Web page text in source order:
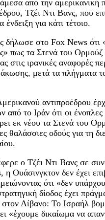
από την αμερικανική
Τζέι Ντι Βανς, που
ένδειξη για κάτι τέτοιο.
δήλωσε στο Fox News ότι
πως τα Στενά του Ορμούζ
στις ιρανικές αναφορές
μετά τα πλήγματα
αντιπροέδρου
από το Ιράν ότι οι ένοπλες
εκ νέου τα Στενά του
θαλάσσιες οδούς για τη
ο Τζέι Ντι Βανς σε
Ουάσινγκτον δεν έχει
ότι «δεν
δίοδος έχει
Λίβανο: Το Ισραήλ
«έχουμε δικαίωμα να